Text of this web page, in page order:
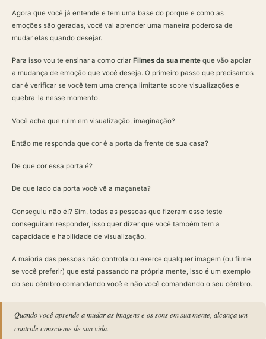
Agora que você já entende e tem uma base do porque e como as
emoções são geradas, você vai aprender uma maneira poderosa de
mudar elas quando desejar.
Para isso vou te ensinar a como criar Filmes da sua mente que vão apoiar
a mudança de emoção que você deseja. O primeiro passo que precisamos
dar é verificar se você tem uma crença limitante sobre visualizações e
quebra-la nesse momento.
Você acha que ruim em visualização, imaginação?
Então me responda que cor é a porta da frente de sua casa?
De que cor essa porta é?
De que lado da porta você vê a maçaneta?
Conseguiu não é!? Sim, todas as pessoas que fizeram esse teste
conseguiram responder, isso quer dizer que você também tem a
capacidade e habilidade de visualização.
A maioria das pessoas não controla ou exerce qualquer imagem (ou filme
se você preferir) que está passando na própria mente, isso é um exemplo
do seu cérebro comandando você e não você comandando o seu cérebro.
Quando você aprende a mudar as imagens e os sons em sua mente, alcança um
controle consciente de sua vida.